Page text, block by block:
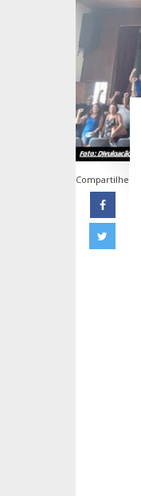
Compartilhe